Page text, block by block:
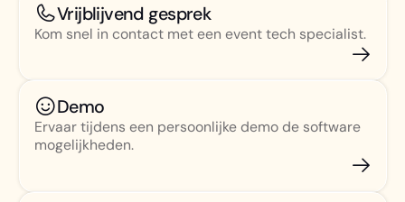
Vrijblijvend gesprek
Kom snel in contact met een event tech specialist.
Demo
Ervaar tijdens een persoonlijke demo de software
mogelijkheden.